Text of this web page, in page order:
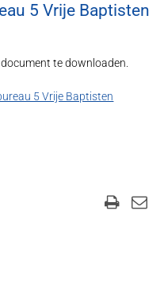
5 Vrije Baptisten
te downloaden.
5 Vrije Baptisten